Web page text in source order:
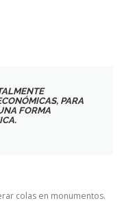
PARA
FORMA
colas en monumentos.